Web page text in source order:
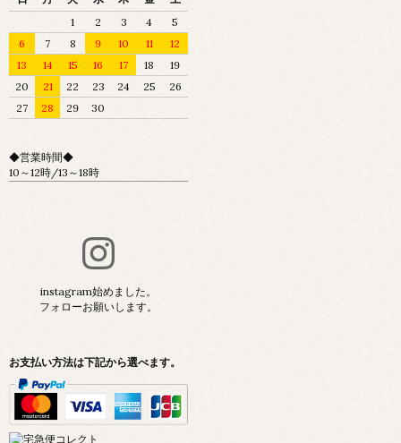
1
2 3 4
5
6
7 8 9 10 11
12
13
14 15 16 17 18
19
20
21 22 23 24 25
26
27
28 29 30
◆営業時間◆
10～12時/13～18時
instagram始めました。
フォローお願いします。
お支払い方法は下記から選べます。